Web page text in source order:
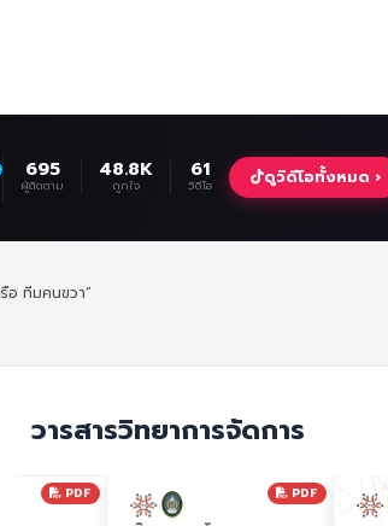
695
ผู้ติดตาม
48.8K
ถูกใจ
61
วิดีโอ ดูวิดีโอทั้งหมด ›
อ ทีมคนขวา”
วารสารวิทยาการจัดการ
PDF PDF